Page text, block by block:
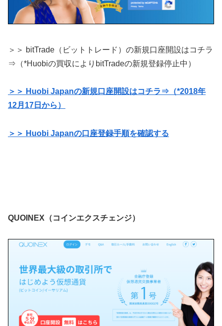
＞＞ bitTrade（ビットトレード）の新規口座開設はコチラ
⇒（*Huobiの買収によりbitTradeの新規登録停止中）
＞＞ Huobi Japanの新規口座開設はコチラ⇒（*2018年
12月17日から）
＞＞ Huobi Japanの口座登録手順を確認する
QUOINEX（コインエクスチェンジ）